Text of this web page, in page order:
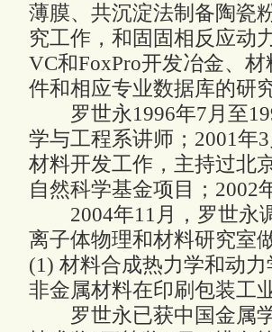
薄膜、共沉淀法制备陶瓷
究工作，和固固相反应动
VC和FoxPro开发冶金、
件和相应专业数据库的研
罗世永1996年7月至
学与工程系讲师；2001年
材料开发工作，主持过北
自然科学基金项目；2002
2004年11月，罗世永
离子体物理和材料研究室
(1) 材料合成热力学和动
非金属材料在印刷包装工
罗世永已获中国金属学